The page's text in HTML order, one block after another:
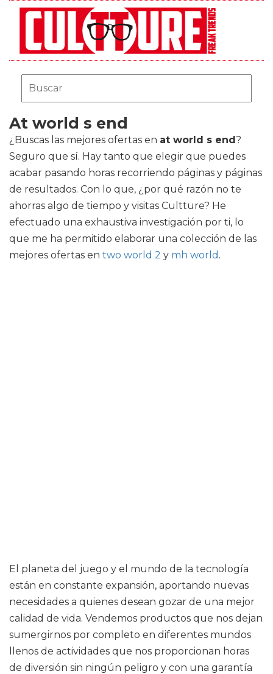
At world s end
¿Buscas las mejores ofertas en at world s end?
Seguro que sí. Hay tanto que elegir que puedes
acabar pasando horas recorriendo páginas y páginas
de resultados. Con lo que, ¿por qué razón no te
ahorras algo de tiempo y visitas Cultture? He
efectuado una exhaustiva investigación por ti, lo
que me ha permitido elaborar una colección de las
mejores ofertas en two world 2 y mh world .
El planeta del juego y el mundo de la tecnología
están en constante expansión, aportando nuevas
necesidades a quienes desean gozar de una mejor
calidad de vida. Vendemos productos que nos dejan
sumergirnos por completo en diferentes mundos
llenos de actividades que nos proporcionan horas
de diversión sin ningún peligro y con una garantía